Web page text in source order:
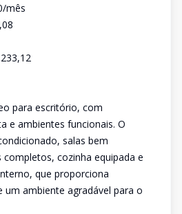
mês
para escritório, com
e ambientes funcionais. O
salas bem
cozinha equipada e
que proporciona
um ambiente agradável para o